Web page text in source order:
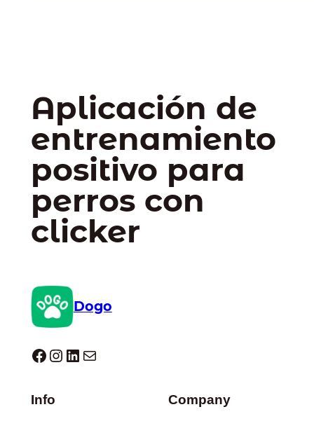
Aplicación de
entrenamiento
positivo para
perros con
clicker
Dogo
Dogo facebook InstagramLinkedIn Correo electrónico
Info Company